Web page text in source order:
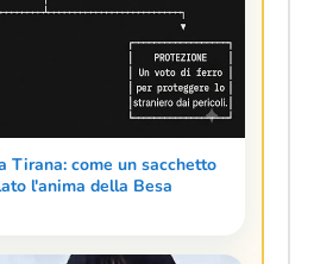
Tirana: come un sacchetto
l'anima della Besa